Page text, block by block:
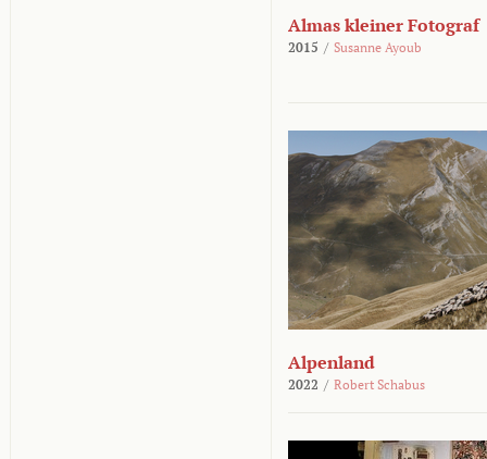
Almas kleiner Fotograf
2015 / Susanne Ayoub
Alpenland
2022 / Robert Schabus